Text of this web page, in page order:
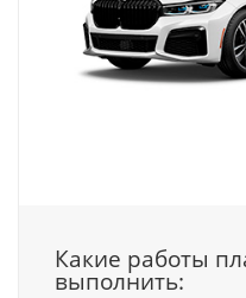
Какие работы
выполнить: